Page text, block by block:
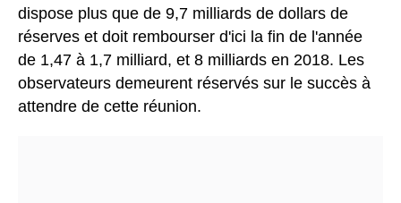
dispose plus que de 9,7 milliards de dollars de
réserves et doit rembourser d'ici la fin de l'année
de 1,47 à 1,7 milliard, et 8 milliards en 2018. Les
observateurs demeurent réservés sur le succès à
attendre de cette réunion.